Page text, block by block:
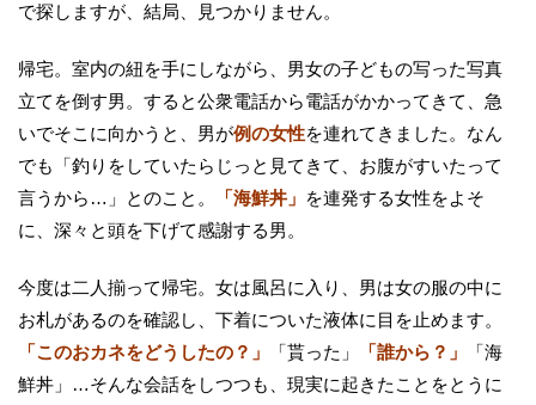
で探しますが、結局、見つかりません。
帰宅。室内の紐を手にしながら、男女の子どもの写った写真
立てを倒す男。すると公衆電話から電話がかかってきて、急
いでそこに向かうと、男が例の女性を連れてきました。なん
でも「釣りをしていたらじっと見てきて、お腹がすいたって
言うから…」とのこと。
「海鮮丼」 を連発する女性をよそ
に、深々と頭を下げて感謝する男。
今度は二人揃って帰宅。女は風呂に入り、男は女の服の中に
お札があるのを確認し、下着についた液体に目を止めます。
「このおカネをどうしたの？」
「貰った」 「誰から？」
「海
鮮丼」…そんな会話をしつつも、現実に起きたことをとうに